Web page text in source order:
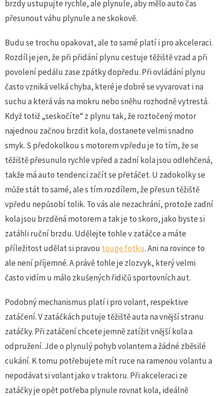
brzdy ustupujte rychle, ale plynule, aby mělo auto čas
přesunout váhu plynule a ne skokově.
Budu se trochu opakovat, ale to samé platí i pro akceleraci.
Rozdíl je jen, že při přidání plynu cestuje těžiště vzad a při
povolení pedálu zase zpátky dopředu. Při ovládání plynu
často vzniká velká chyba, které je dobré se vyvarovat i na
suchu a která vás na mokru nebo sněhu rozhodně vytrestá.
Když totiž „seskočíte“ z plynu tak, že roztočený motor
najednou začnou brzdit kola, dostanete velmi snadno
smyk. S předokolkou s motorem vpředu je to tím, že se
těžiště přesunulo rychle vpřed a zadní kola jsou odlehčená,
takže má auto tendenci začít se přetáčet. U zadokolky se
může stát to samé, ale s tím rozdílem, že přesun těžiště
vpředu nepůsobí tolik. To vás ale nezachrání, protože zadní
kola jsou brzděná motorem a tak je to skoro, jako byste si
zatáhli ruční brzdu. Udělejte tohle v zatáčce a máte
příležitost udělat si pravou touge fotku. Ani na rovince to
ale není příjemné. A právě tohle je zlozvyk, který velmi
často vidím u málo zkušených řidičů sportovních aut.
Podobný mechanismus platí i pro volant, respektive
zatáčení. V zatáčkách putuje těžiště auta na vnější stranu
zatáčky. Při zatáčení chcete jemně zatížit vnější kola a
odpružení. Jde o plynulý pohyb volantem a žádné zběsilé
cukání. K tomu potřebujete mít ruce na ramenou volantu a
nepodávat si volant jako v traktoru. Při akceleraci ze
zatáčky je opět potřeba plynule rovnat kola, ideálně
nového. Pokud chcete řídit jako gentleman a
zvládnout pevnou rukou jakékoliv auto, mohl by vás
VÍCE INFORMACÍ